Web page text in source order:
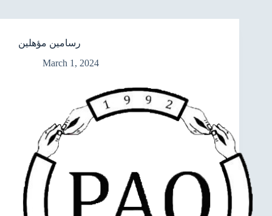
رسامين مؤهلين
March 1, 2024